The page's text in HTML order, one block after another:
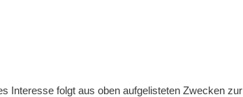
Interesse folgt aus oben aufgelisteten Zwecken zur